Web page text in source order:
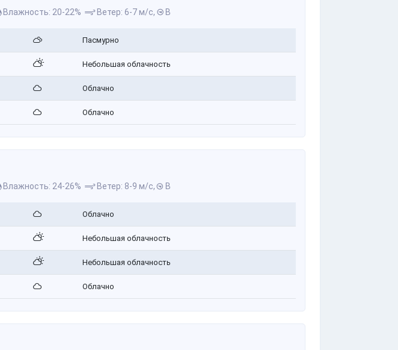
Влажность: 20-22% Ветер: 6-7 м/с, В
Пасмурно
Небольшая облачность
Облачно
Облачно
Влажность: 24-26% Ветер: 8-9 м/с, В
Облачно
Небольшая облачность
Небольшая облачность
Облачно